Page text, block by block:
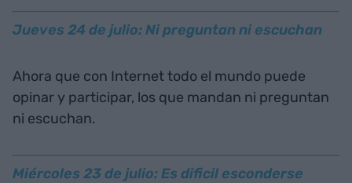
Jueves 24 de julio: Ni preguntan ni escuchan
Ahora que con Internet todo el mundo puede
opinar y participar, los que mandan ni preguntan
ni escuchan.
Miércoles 23 de julio: Es dificil esconderse